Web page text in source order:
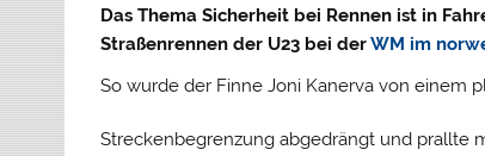
Das Thema Sicherheit bei Rennen ist in
Straßenrennen der U23 bei derWM im
So wurde der Finne Joni Kanerva von einem
Streckenbegrenzung abgedrängt und prallte